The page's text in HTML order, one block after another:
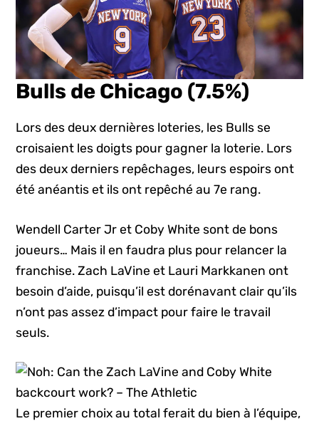
Bulls de Chicago (7.5%)
Lors des deux dernières loteries, les Bulls se
croisaient les doigts pour gagner la loterie. Lors
des deux derniers repêchages, leurs espoirs ont
été anéantis et ils ont repêché au 7e rang.
Wendell Carter Jr et Coby White sont de bons
joueurs… Mais il en faudra plus pour relancer la
franchise. Zach LaVine et Lauri Markkanen ont
besoin d’aide, puisqu’il est dorénavant clair qu’ils
n’ont pas assez d’impact pour faire le travail
seuls.
Le premier choix au total ferait du bien à l’équipe,